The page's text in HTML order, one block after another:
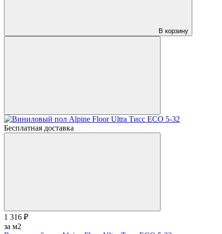
В корзину
Бесплатная доставка
1 316 ₽
за м2